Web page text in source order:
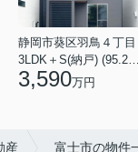
静岡市葵区羽鳥４丁目
3LDK＋S(納戸) (95.22㎡)
3,590万円
産 富士市の物件